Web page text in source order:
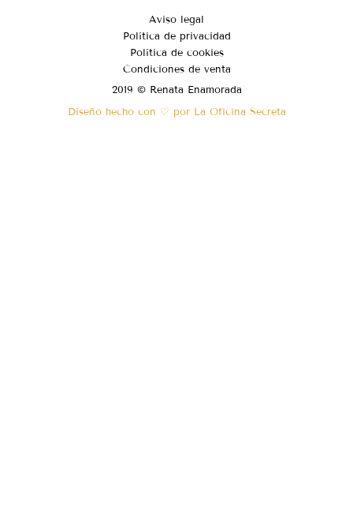
Aviso legal
Política de privacidad
Política de cookies
Condiciones de venta
2019 © Renata Enamorada
Diseño hecho con ♡ por La Oficina Secreta